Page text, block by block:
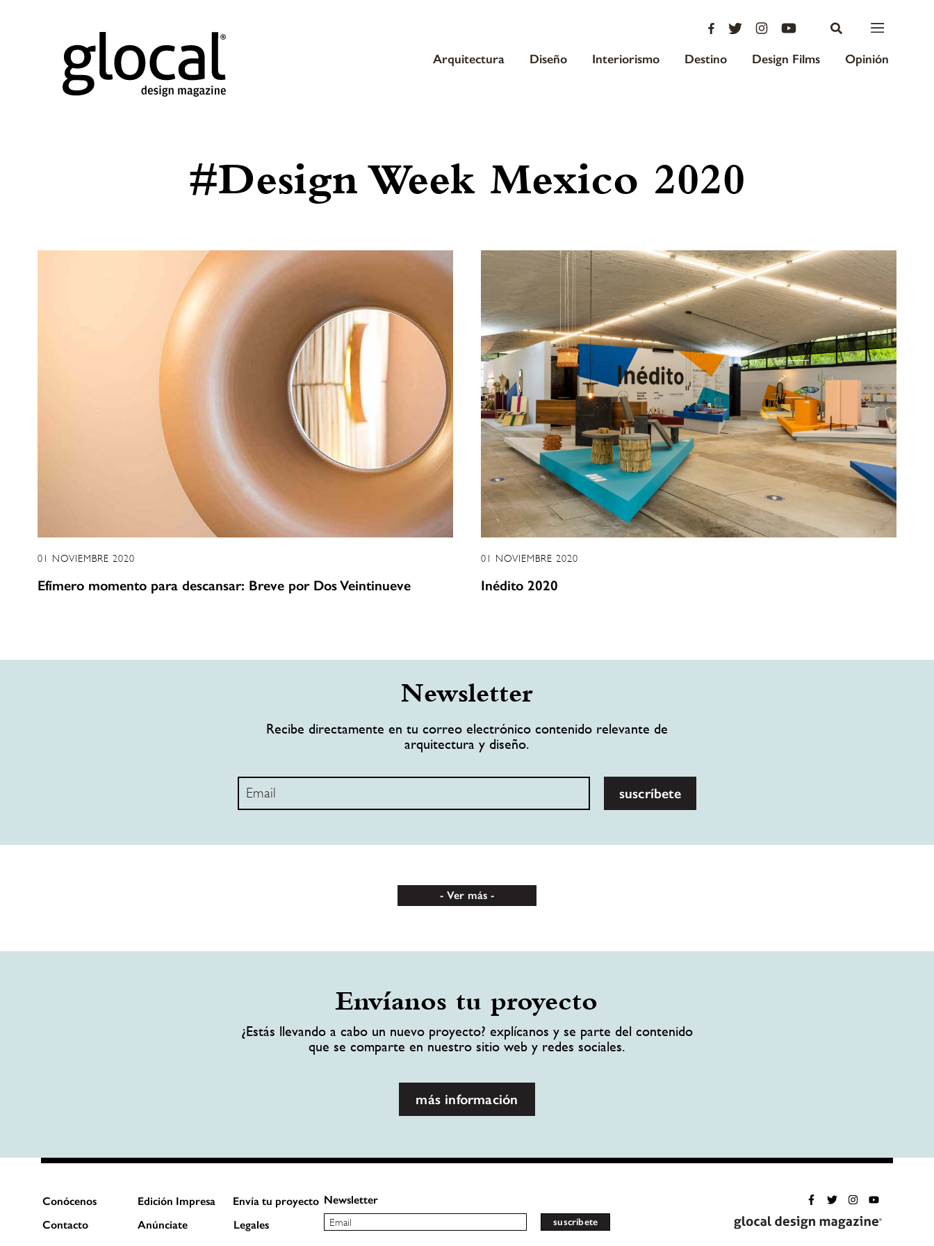
Arquitectura Diseño Interiorismo Destino Design Films Opinión
#Design Week Mexico 2020
01 NOVIEMBRE 2020
Efímero momento para descansar: Breve por Dos Veintinueve
01 NOVIEMBRE 2020
Inédito 2020
Newsletter
Recibe directamente en tu correo electrónico contenido relevante de
arquitectura y diseño.
suscríbete
Ver más
Envíanos tu proyecto
¿Estás llevando a cabo un nuevo proyecto? explícanos y se parte del contenido
que se comparte en nuestro sitio web y redes sociales.
más información
Conócenos Edición Impresa
Envía tu proyecto
Contacto
Anúnciate Legales
Newsletter
suscríbete